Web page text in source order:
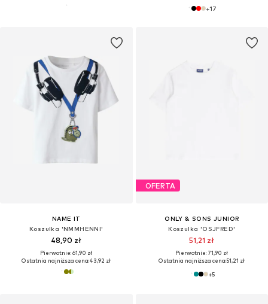
+17
NAME IT
Koszulka 'NMMHENNI'
48,90 zł
Pierwotnie: 61,90 zł
Ostatnia najniższa cena:43,92 zł
OFERTA
ONLY & SONS JUNIOR
Koszulka 'OSJFRED'
51,21 zł
Pierwotnie: 71,90 zł
Ostatnia najniższa cena:51,21 zł
+5